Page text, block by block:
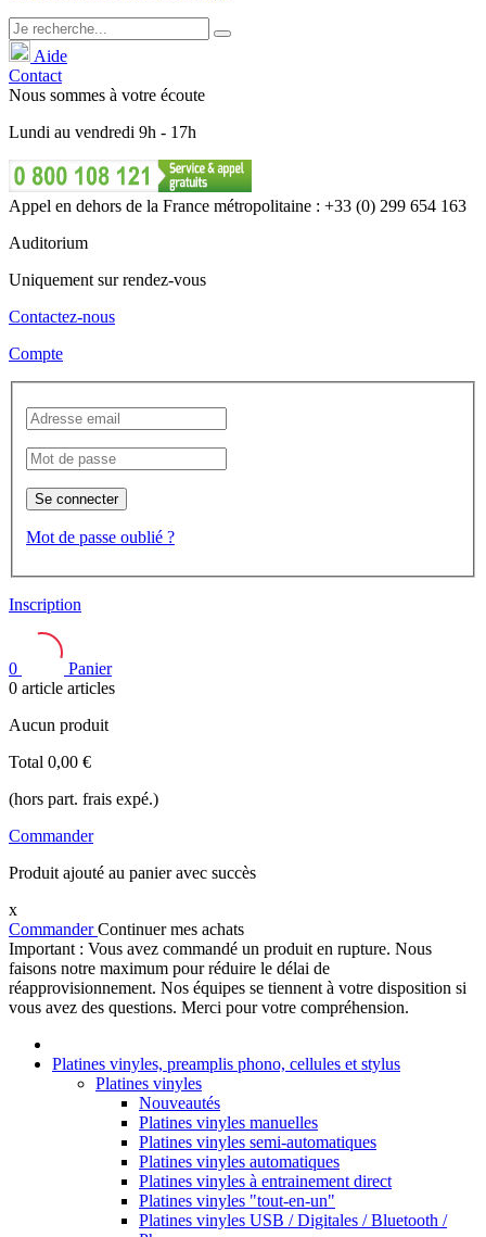
Aide
Contact
Nous sommes à votre écoute
Lundi au vendredi 9h - 17h
Appel en dehors de la France métropolitaine : +33 (0) 299 654 163
Auditorium
Uniquement sur rendez-vous
Contactez-nous
Compte
Se connecter
Mot de passe oublié ?
Inscription
0
Panier
0 article articles
Aucun produit
Total 0,00 €
(hors part. frais expé.)
Commander
Produit ajouté au panier avec succès
x
CommanderContinuer mes achats
Important : Vous avez commandé un produit en rupture. Nous
faisons notre maximum pour réduire le délai de
réapprovisionnement. Nos équipes se tiennent à votre disposition si
vous avez des questions. Merci pour votre compréhension.
Platines vinyles, preamplis phono, cellules et stylus
Platines vinyles
Nouveautés
Platines vinyles manuelles
Platines vinyles semi-automatiques
Platines vinyles automatiques
Platines vinyles à entrainement direct
Platines vinyles "tout-en-un"
Platines vinyles USB / Digitales / Bluetooth /